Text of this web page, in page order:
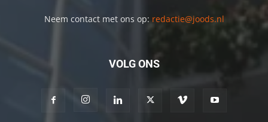
Neem contact met ons op: redactie@joods.nl
VOLG ONS